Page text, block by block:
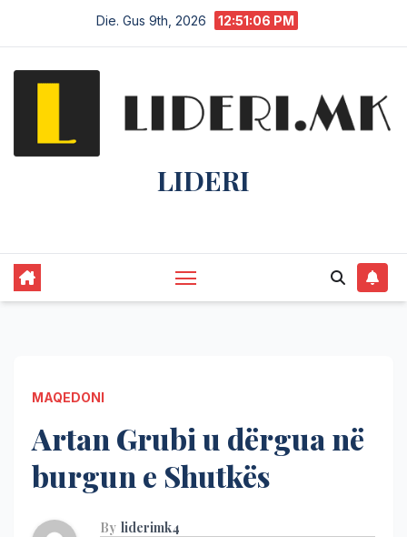
Die. Gus 9th, 2026 12:51:07 PM
LIDERI
MAQEDONI
Artan Grubi u dërgua në
burgun e Shutkës
By liderimk4